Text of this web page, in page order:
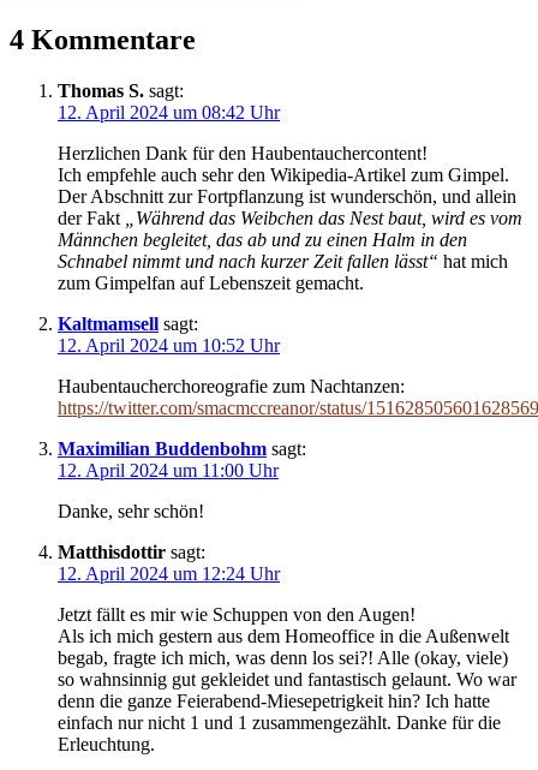
4 Kommentare
Thomas S. sagt:
12. April 2024 um 08:42 Uhr
Herzlichen Dank für den Haubentauchercontent!
Ich empfehle auch sehr den Wikipedia-Artikel zum Gimpel.
Der Abschnitt zur Fortpflanzung ist wunderschön, und allein
der Fakt
„Während das Weibchen das Nest baut, wird es vom
Männchen begleitet, das ab und zu einen Halm in den
Schnabel nimmt und nach kurzer Zeit fallen lässt“ hat mich
zum Gimpelfan auf Lebenszeit gemacht.
Kaltmamsell sagt:
12. April 2024 um 10:52 Uhr
Haubentaucherchoreografie zum Nachtanzen:
https://twitter.com/smacmccreanor/status/
Maximilian Buddenbohm sagt:
12. April 2024 um 11:00 Uhr
Danke, sehr schön!
Matthisdottir sagt:
12. April 2024 um 12:24 Uhr
Jetzt fällt es mir wie Schuppen von den Augen!
Als ich mich gestern aus dem Homeoffice in die Außenwelt
begab, fragte ich mich, was denn los sei?! Alle (okay, viele)
so wahnsinnig gut gekleidet und fantastisch gelaunt. Wo war
denn die ganze Feierabend-Miesepetrigkeit hin? Ich hatte
einfach nur nicht 1 und 1 zusammengezählt. Danke für die
Erleuchtung.